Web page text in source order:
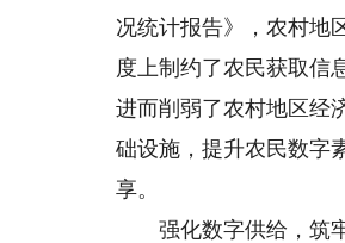
况统计报告》，农村地
度上制约了农民获取信
进而削弱了农村地区经
础设施，提升农民数字
享。
强化数字供给，筑牢